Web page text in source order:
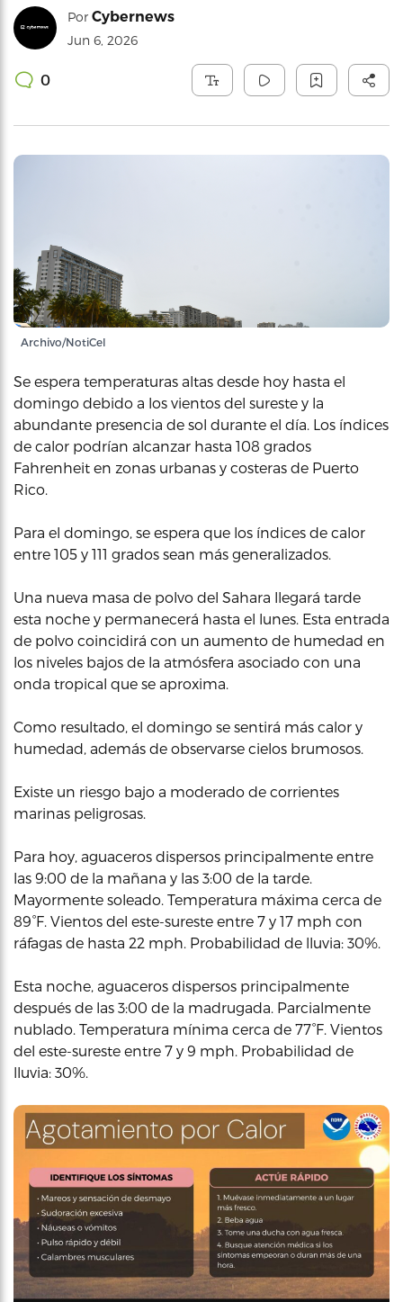
Por Cybernews
Jun 6, 2026
0
Archivo/NotiCel
Se espera temperaturas altas desde hoy hasta el
domingo debido a los vientos del sureste y la
abundante presencia de sol durante el día. Los índices
de calor podrían alcanzar hasta 108 grados
Fahrenheit en zonas urbanas y costeras de Puerto
Rico.
Para el domingo, se espera que los índices de calor
entre 105 y 111 grados sean más generalizados.
Una nueva masa de polvo del Sahara llegará tarde
esta noche y permanecerá hasta el lunes. Esta entrada
de polvo coincidirá con un aumento de humedad en
los niveles bajos de la atmósfera asociado con una
onda tropical que se aproxima.
Como resultado, el domingo se sentirá más calor y
humedad, además de observarse cielos brumosos.
Existe un riesgo bajo a moderado de corrientes
marinas peligrosas.
Para hoy, aguaceros dispersos principalmente entre
las 9:00 de la mañana y las 3:00 de la tarde.
Mayormente soleado. Temperatura máxima cerca de
89°F. Vientos del este-sureste entre 7 y 17 mph con
ráfagas de hasta 22 mph. Probabilidad de lluvia: 30%.
Esta noche, aguaceros dispersos principalmente
después de las 3:00 de la madrugada. Parcialmente
nublado. Temperatura mínima cerca de 77°F. Vientos
del este-sureste entre 7 y 9 mph. Probabilidad de
lluvia: 30%.